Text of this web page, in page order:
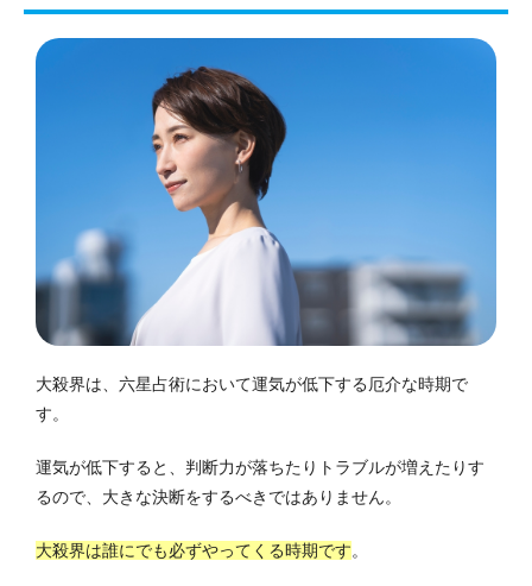
大殺界は、六星占術において運気が低下する厄介な時期で
す。
運気が低下すると、判断力が落ちたりトラブルが増えたりす
るので、大きな決断をするべきではありません。
大殺界は誰にでも必ずやってくる時期です。